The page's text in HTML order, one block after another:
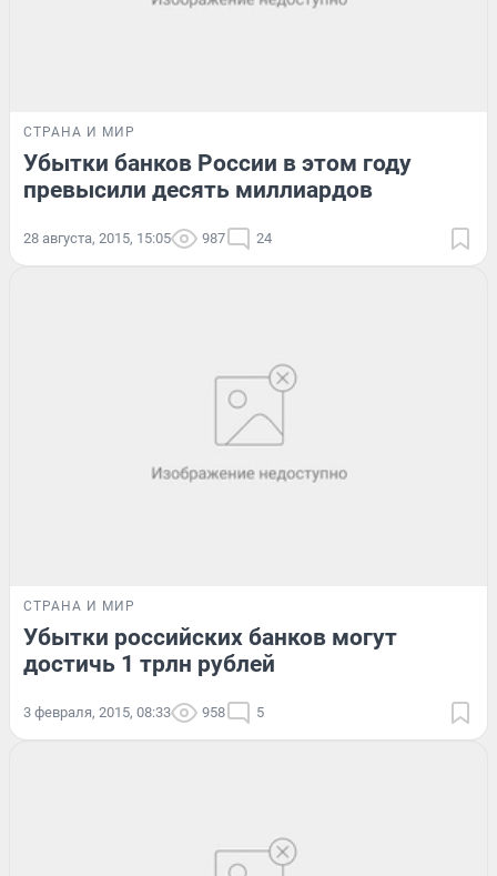
СТРАНА И МИР
Убытки банков России в этом году
превысили десять миллиардов
28 августа, 2015, 15:05 987 24
СТРАНА И МИР
Убытки российских банков могут
достичь 1 трлн рублей
3 февраля, 2015, 08:33 958 5